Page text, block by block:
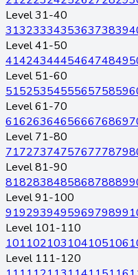
Level 31-40
313233343536373839
Level 41-50
414243444546474849
Level 51-60
515253545556575859
Level 61-70
616263646566676869
Level 71-80
717273747576777879
Level 81-90
818283848586878889
Level 91-100
919293949596979899
Level 101-110
101102103104105106
Level 111-120